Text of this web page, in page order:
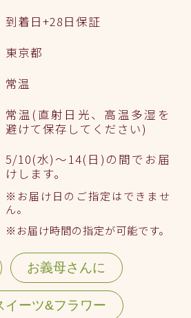
到着日+28日保証
東京都
常温
常温(直射日光、高温多湿を
避けて保存してください)
5/10(水)～14(日)の間でお届
けします。
※お届け日のご指定はできませ
ん。
※お届け時間の指定が可能です。
お義母さんに
イーツ&フラワー